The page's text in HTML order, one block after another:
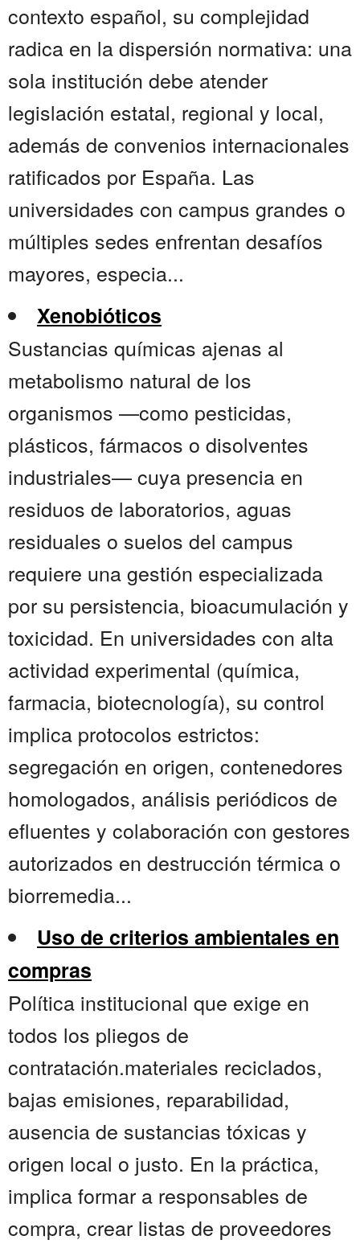
contexto español, su complejidad
radica en la dispersión normativa: una
sola institución debe atender
legislación estatal, regional y local,
además de convenios internacionales
ratificados por España. Las
universidades con campus grandes o
múltiples sedes enfrentan desafíos
mayores, especia...
Xenobióticos
Sustancias químicas ajenas al
metabolismo natural de los
organismos —como pesticidas,
plásticos, fármacos o disolventes
industriales— cuya presencia en
residuos de laboratorios, aguas
residuales o suelos del campus
requiere una gestión especializada
por su persistencia, bioacumulación y
toxicidad. En universidades con alta
actividad experimental (química,
farmacia, biotecnología), su control
implica protocolos estrictos:
segregación en origen, contenedores
homologados, análisis periódicos de
efluentes y colaboración con gestores
autorizados en destrucción térmica o
biorremedia...
Uso de criterios ambientales en
compras
Política institucional que exige en
todos los pliegos de
contratación.materiales reciclados,
bajas emisiones, reparabilidad,
ausencia de sustancias tóxicas y
origen local o justo. En la práctica,
implica formar a responsables de
compra, crear listas de proveedores